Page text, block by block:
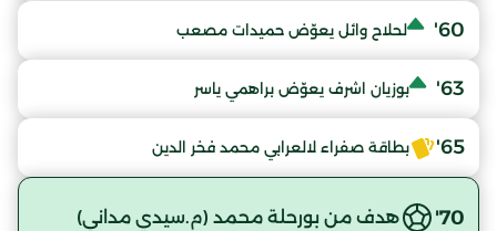
60' لحلاح وائل يعوّض حميدات مصعب
63' بوزيان اشرف يعوّض براهمي ياسر
65' بطاقة صفراء لالعرابي محمد فخر الدين
70' هدف من بورحلة محمد (م.سيدي مداني)